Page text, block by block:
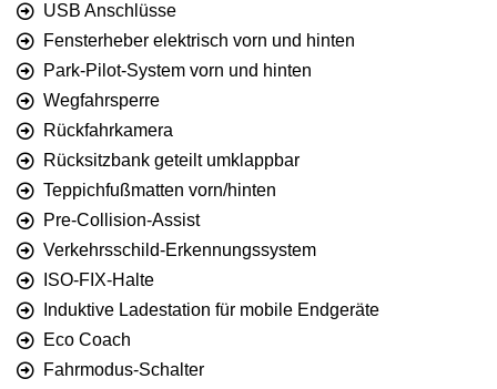
USB Anschlüsse
Fensterheber elektrisch vorn und hinten
Park-Pilot-System vorn und hinten
Wegfahrsperre
Rückfahrkamera
Rücksitzbank geteilt umklappbar
Teppichfußmatten vorn/hinten
Pre-Collision-Assist
Verkehrsschild-Erkennungssystem
ISO-FIX-Halte
Induktive Ladestation für mobile Endgeräte
Eco Coach
Fahrmodus-Schalter